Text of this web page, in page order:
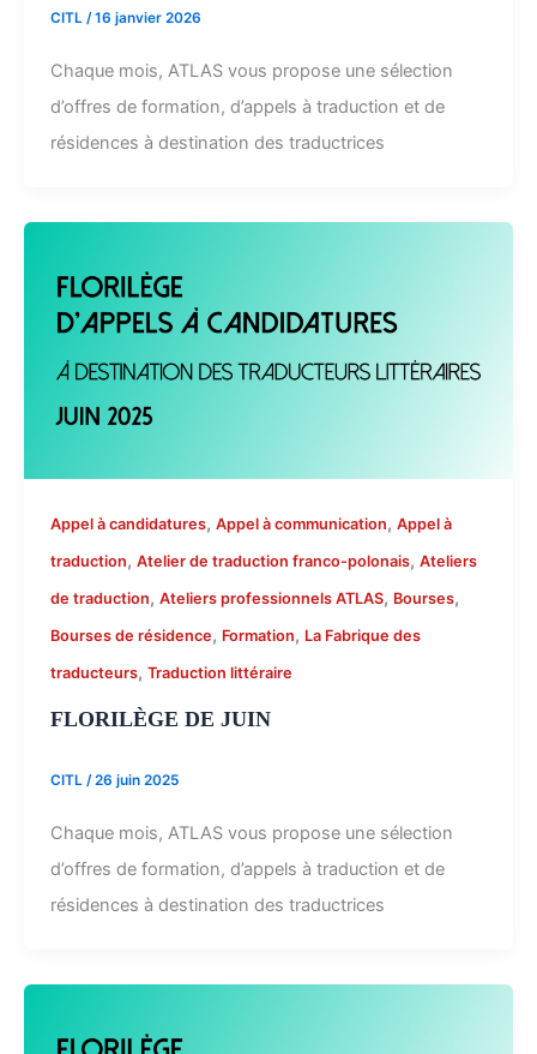
CITL /16 janvier 2026
Chaque mois, ATLAS vous propose une sélection
d’offres de formation, d’appels à traduction et de
résidences à destination des traductrices
Appel à candidatures, Appel à communication, Appel à
traduction, Atelier de traduction franco-polonais, Ateliers
de traduction, Ateliers professionnels ATLAS, Bourses,
Bourses de résidence, Formation, La Fabrique des
traducteurs, Traduction littéraire
FLORILÈGE DE JUIN
CITL /26 juin 2025
Chaque mois, ATLAS vous propose une sélection
d’offres de formation, d’appels à traduction et de
résidences à destination des traductrices